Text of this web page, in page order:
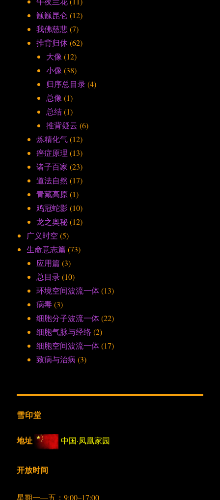
巍巍昆仑 (12)
我佛慈悲 (7)
推背归休(62)
大像 (12)
小像 (38)
归序总目录(4)
总像 (1)
总结(1)
推背疑云 (6)
炼精化气(12)
癌症原理 (13)
诸子百家 (23)
道法自然 (17)
青藏高原(1)
鸡冠蛇影(10)
龙之奥秘(12)
广义时空 (5)
生命意志篇 (73)
应用篇 (3)
总目录(10)
环境空间波流一体(13)
病毒(3)
细胞分子波流一体(22)
细胞气脉与经络 (2)
细胞空间波流一体(17)
致病与治病 (3)
雪印堂
地址 中国·凤凰家园
开放时间
星期一—五：9:00–17:00